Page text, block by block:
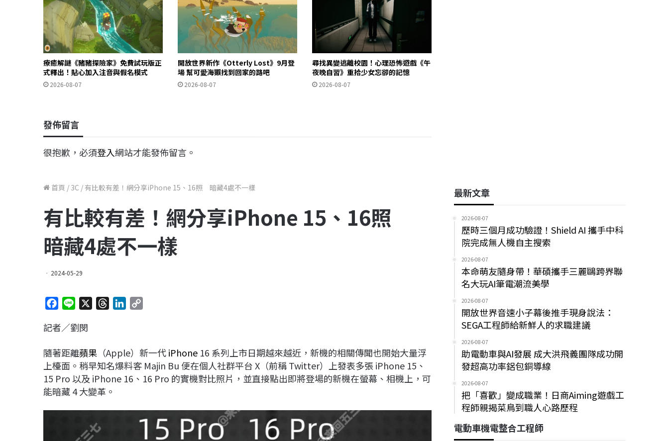
療癒解謎《豬豬探險家》免費試玩版正
式釋出！貼心加入注音與假名模式
2026-08-07
開放世界新作《Otterly Lost》9月登
場 幫可愛海獺找到回家的路吧
2026-08-07
尋找異變逃離校園！心理恐怖遊戲《午
夜晚自習》重拾少女忘卻的記憶
2026-08-07
發佈留言
很抱歉，必須登入網站才能發佈留言。